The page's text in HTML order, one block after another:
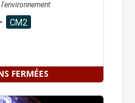
FERMÉES
CM2